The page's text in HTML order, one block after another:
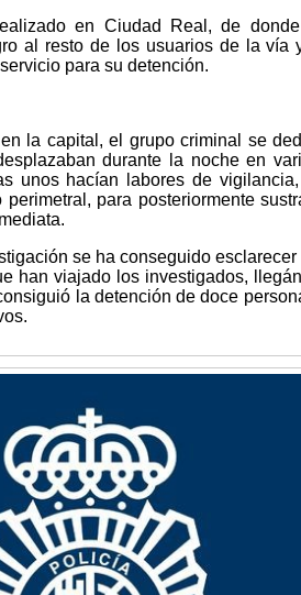
en Ciudad Real, de
al resto de los usuarios de la vía
para su detención.
la capital, el grupo criminal se
durante la noche en
unos hacían labores de
para posteriormente
se ha conseguido
han viajado los investigados,
la detención de doce